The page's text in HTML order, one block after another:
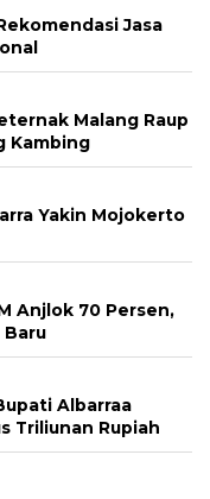
Jasa
Malang Raup
Kambing
Yakin Mojokerto
Anjlok 70 Persen,
Baru
Albarraa
Triliunan Rupiah